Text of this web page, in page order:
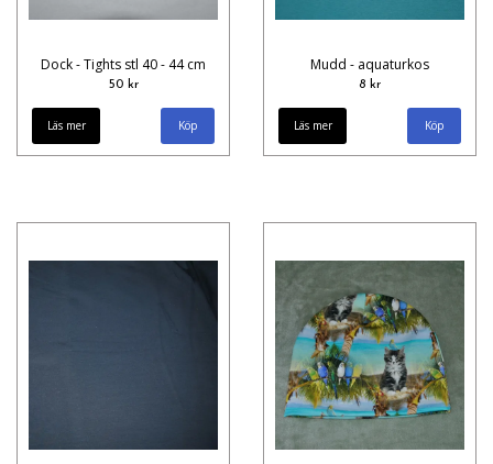
Dock - Tights stl 40 - 44 cm
50 kr
Läs mer
Mudd - aquaturkos
8 kr
Läs mer